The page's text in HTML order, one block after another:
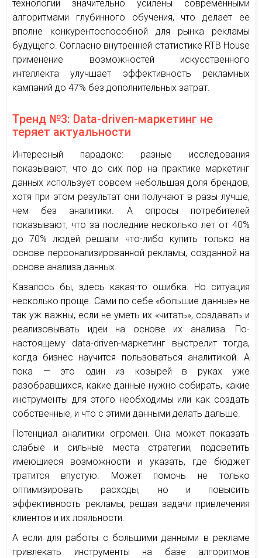
технологии значительно усилены современными
алгоритмами глубинного обучения, что делает ее
вполне конкурентоспособной для рынка рекламы
будущего. Согласно внутренней статистике RTB House
применение возможностей искусственного
интеллекта улучшает эффективность рекламных
кампаний до 47% без дополнительных затрат.
Тренд №3: Data-driven-маркетинг не
теряет актуальности
Интересный парадокс: разные исследования
показывают, что до сих пор на практике маркетинг
данных использует совсем небольшая доля брендов,
хотя при этом результат они получают в разы лучше,
чем без аналитики. А опросы потребителей
показывают, что за последние несколько лет от 40%
до 70% людей решали что-либо купить только на
основе персонализированной рекламы, созданной на
основе анализа данных.
Казалось бы, здесь какая-то ошибка. Но ситуация
несколько проще. Сами по себе «большие данные» не
так уж важны, если не уметь их «читать», создавать и
реализовывать идеи на основе их анализа. По-
настоящему data-driven-маркетинг выстрелит тогда,
когда бизнес научится пользоваться аналитикой. А
пока — это один из козырей в руках уже
разобравшихся, какие данные нужно собирать, какие
инструменты для этого необходимы или как создать
собственные, и что с этими данными делать дальше.
Потенциал аналитики огромен. Она может показать
слабые и сильные места стратегии, подсветить
имеющиеся возможности и указать, где бюджет
тратится впустую. Может помочь не только
оптимизировать расходы, но и повысить
эффективность рекламы, решая задачи привлечения
клиентов и их лояльности.
А если для работы с большими данными в рекламе
привлекать инструменты на базе алгоритмов